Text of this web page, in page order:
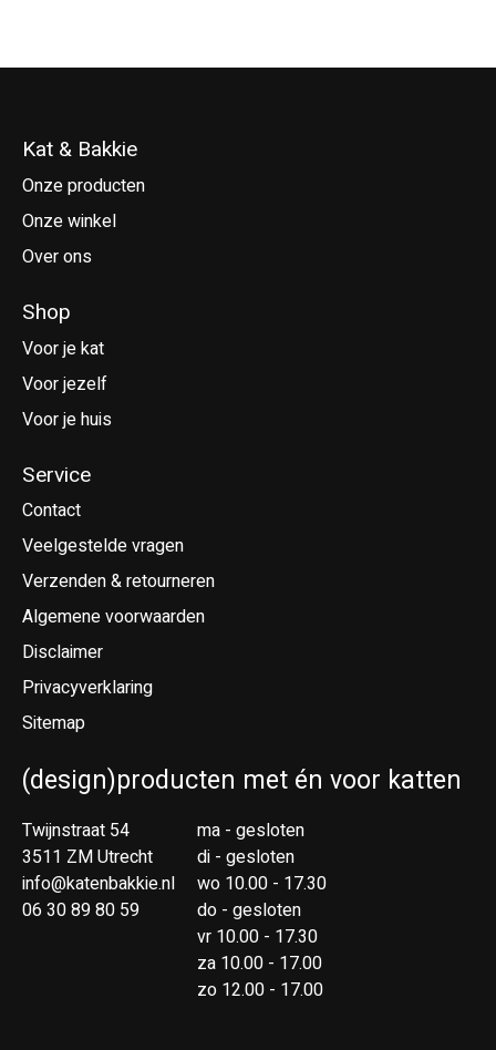
Kat & Bakkie
Onze producten
Onze winkel
Over ons
Shop
Voor je kat
Voor jezelf
Voor je huis
Service
Contact
Veelgestelde vragen
Verzenden & retourneren
Algemene voorwaarden
Disclaimer
Privacyverklaring
Sitemap
(design)producten met én voor katten
Twijnstraat 54
3511 ZM Utrecht
info@katenbakkie.nl
06 30 89 80 59
ma - gesloten
di - gesloten
wo 10.00 - 17.30
do - gesloten
vr 10.00 - 17.30
za 10.00 - 17.00
zo 12.00 - 17.00